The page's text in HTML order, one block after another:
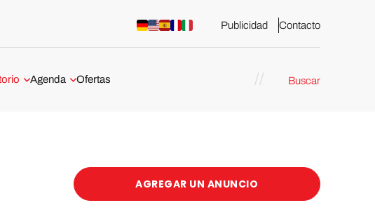
Publicidad Contacto
3D en Barcelona
Agenda Ofertas Buscar
AGREGAR UN ANUNCIO